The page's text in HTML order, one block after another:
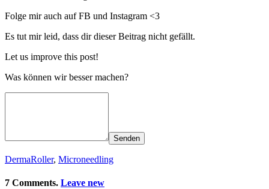
Folge mir auch auf FB und Instagram <3
Es tut mir leid, dass dir dieser Beitrag nicht gefällt.
Let us improve this post!
Was können wir besser machen?
Senden
DermaRoller, Microneedling
7 Comments. Leave new